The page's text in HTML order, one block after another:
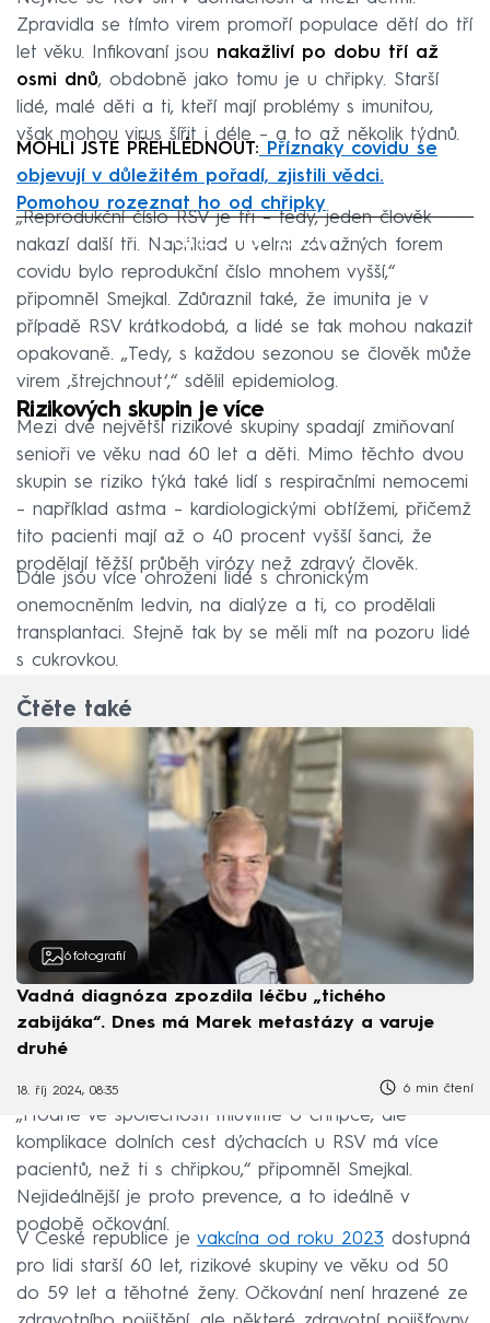
Zpravidla se tímto virem promoří populace dětí do tří
let věku. Infikovaní jsou nakažliví po dobu tří až
osmi dnů, obdobně jako tomu je u chřipky. Starší
lidé, malé děti a ti, kteří mají problémy s imunitou,
však mohou virus šířit i déle – a to až několik týdnů.
MOHLI JSTE PŘEHLÉDNOUT: Příznaky covidu se
objevují v důležitém pořadí, zjistili vědci.
Pomohou rozeznat ho od chřipky
Failed to fetch
„Reprodukční číslo RSV je tři – tedy, jeden člověk
nakazí další tři. Například u velmi závažných forem
covidu bylo reprodukční číslo mnohem vyšší,“
připomněl Smejkal. Zdůraznil také, že imunita je v
případě RSV krátkodobá, a lidé se tak mohou nakazit
opakovaně. „Tedy, s každou sezonou se člověk může
virem ‚štrejchnout‘,“ sdělil epidemiolog.
Rizikových skupin je více
Mezi dvě největší rizikové skupiny spadají zmiňovaní
senioři ve věku nad 60 let a děti. Mimo těchto dvou
skupin se riziko týká také lidí s respiračními nemocemi
– například astma – kardiologickými obtížemi, přičemž
tito pacienti mají až o 40 procent vyšší šanci, že
prodělají těžší průběh virózy než zdravý člověk.
Dále jsou více ohroženi lidé s chronickým
onemocněním ledvin, na dialýze a ti, co prodělali
transplantaci. Stejně tak by se měli mít na pozoru lidé
s cukrovkou.
Čtěte také
6 fotografií
Vadná diagnóza zpozdila léčbu „tichého
zabijáka“. Dnes má Marek metastázy a varuje
druhé
18. říj 2024, 08:35 6 min čtení
„Hodně ve společnosti mluvíme o chřipce, ale
komplikace dolních cest dýchacích u RSV má více
pacientů, než ti s chřipkou,“ připomněl Smejkal.
Nejideálnější je proto prevence, a to ideálně v
podobě očkování.
V České republice je vakcína od roku 2023 dostupná
pro lidi starší 60 let, rizikové skupiny ve věku od 50
do 59 let a těhotné ženy. Očkování není hrazené ze